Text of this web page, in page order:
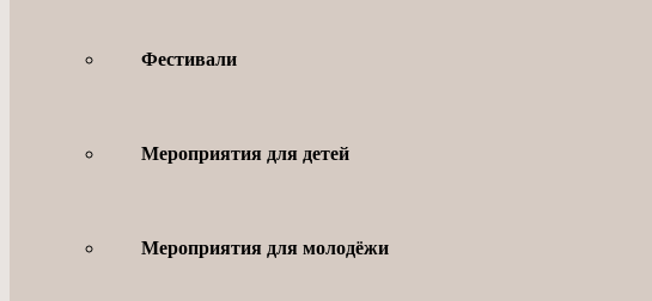
Фестивали
Мероприятия для детей
Мероприятия для молодёжи